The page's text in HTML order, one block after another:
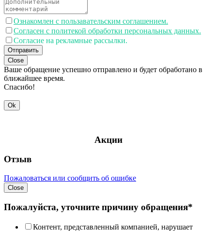
Ознакомлен с пользавательским соглашением.
Согласен с политекой обработки персональных данных.
Согласие на рекламные рассылки.
Отправить
Close
Ваше обращение успешно отправлено и будет обработано в
ближайшее время.
Спасибо!
Ok
Акции
Отзыв
Пожаловаться или сообщить об ошибке
Close
Пожалуйста, уточните причину обращения*
Контент, представленный компанией, нарушает